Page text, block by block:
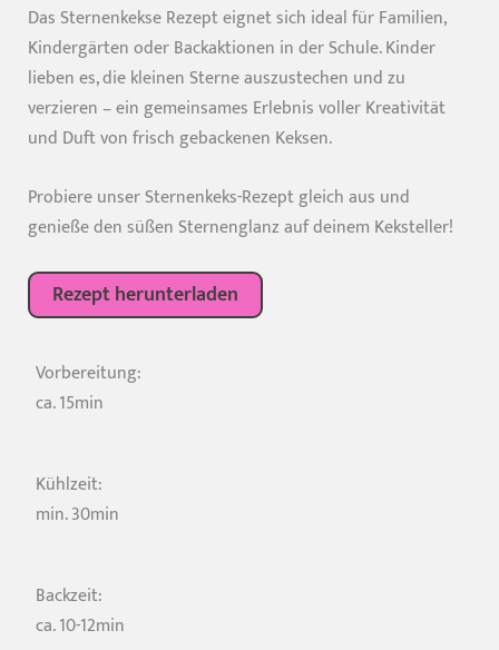
Das Sternenkekse Rezept eignet sich ideal für Familien,
Kindergärten oder Backaktionen in der Schule. Kinder
lieben es, die kleinen Sterne auszustechen und zu
verzieren – ein gemeinsames Erlebnis voller Kreativität
und Duft von frisch gebackenen Keksen.
Probiere unser Sternenkeks-Rezept gleich aus und
genieße den süßen Sternenglanz auf deinem Keksteller!
Rezept herunterladen
Vorbereitung:
ca. 15min
Kühlzeit:
min. 30min
Backzeit:
ca. 10-12min